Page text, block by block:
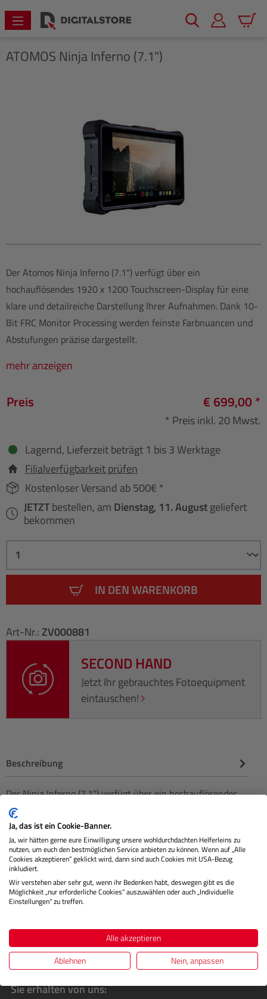
springen
ATOMOS Ninja Inferno (7.1")
Der Atomos Ninja Inferno (7.1") verfügt über ein
hochauflösendes 1920 x 1200 Touchscreen-Display für eine
klare und detailreiche Darstellung Ihrer Aufnahmen. Dank 10-
Bit FRC Monitor Processing werden feinste Farbnuancen und
Abstufungen präzise dargestellt.
mehr anzeigen
Preis € 699,00 *
* Preis inkl. 20 Mwst.
Lagernd, Lieferzeit beträgt 1 bis 3 Werktage
Filialverfügbarkeit prüfen
Kostenloser Versand ab 500€ *
JETZTbestellen, am Dienstag, 11. Augustgeliefert
bekommen
IN DEN WARENKORB
Art-Nr.: ZV000881
SECOND HAND
Jetzt Ihr gebrauchtes Fotoequipment
eintauschen!
Beschreibung
Der Ninja Inferno (7.1") verfügt über ein hochauflösendes
1920 x 1200 Touchscreen-Display für eine klare und
detailreiche Da…Mehr
Herstellerinformationen
Bewertungen
Sie erhalten von uns:
Ja, das ist ein Cookie-Banner.
Ja, wir hätten gerne eure Einwilligung unsere wohldurchdachten Helferleins zu
nutzen, um euch den bestmöglichen Service anbieten zu können. Wenn auf „Alle
Cookies akzeptieren“ geklickt wird, dann sind auch Cookies mit USA-Bezug
inkludiert.
Wir verstehen aber sehr gut, wenn ihr Bedenken habt, deswegen gibt es die
Möglichkeit „nur erforderliche Cookies“ auszuwählen oder auch „Individuelle
Einstellungen“ zu treffen.
Alle akzeptieren
Ablehnen
Nein, anpassen